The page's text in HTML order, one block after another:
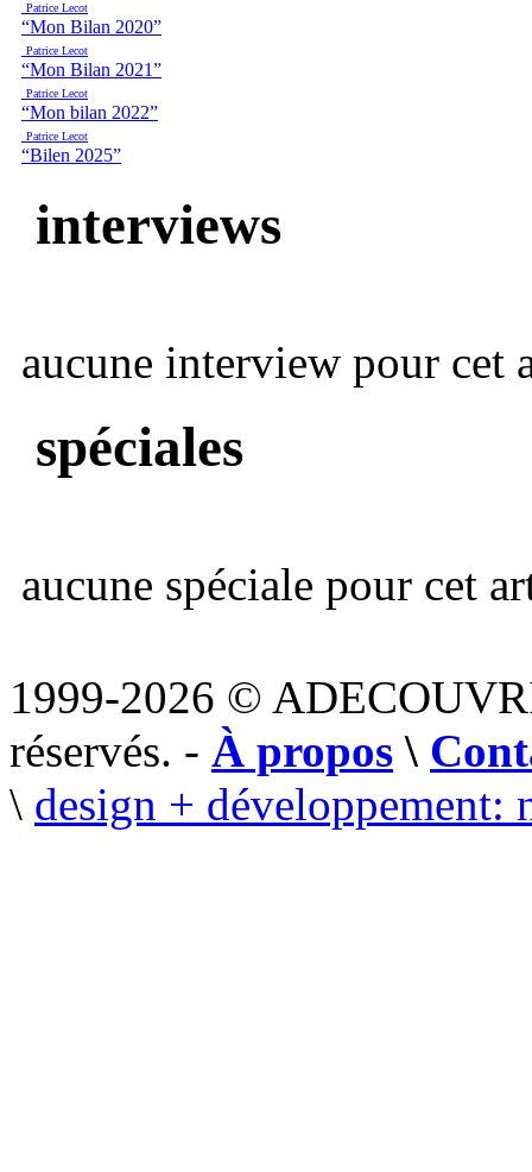
Patrice Lecot
“Mon Bilan 2020”
Patrice Lecot
“Mon Bilan 2021”
Patrice Lecot
“Mon bilan 2022”
Patrice Lecot
“Bilen 2025”
interviews
aucune interview pour cet
spéciales
aucune spéciale pour cet
1999-2026 ©
réservés. - À propos \
\ design + développement: